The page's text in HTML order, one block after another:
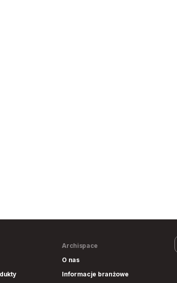
Archispace
O nas
Informacje branżowe